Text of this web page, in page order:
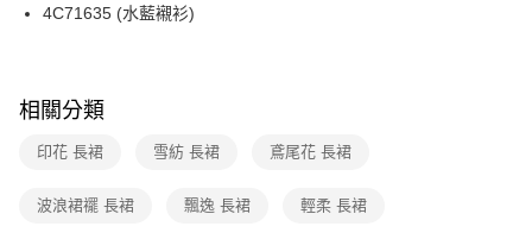
【「AFTEE先享後付」結帳流程】
３．收到繳費通知簡訊後14天內，點擊此簡訊中的連結，可透過四大超商／
ATM／網路銀行／等多元方式進行付款，方視為交易完成。
※ 請注意：結帳手續完成當下不需立刻繳費，但若您需要取消訂單，請聯絡
購買商品的店家。未經商家同意取消之訂單仍視為有效，需透過AFTEE先享
※ 交易是否成功請以「AFTEE先享後付 」之結帳頁面顯示為準，若有關於
每筆NT$90，滿NT$3,600(含以上)免運費
每筆NT$90，滿NT$3,600(含以上)免運費
離島宅配 (蘭嶼恕不配送)
4C71635 (水藍襯衫)
相關分類
印花 長裙 雪紡 長裙 鳶尾花 長裙
波浪裙襬 長裙 飄逸 長裙 輕柔 長裙